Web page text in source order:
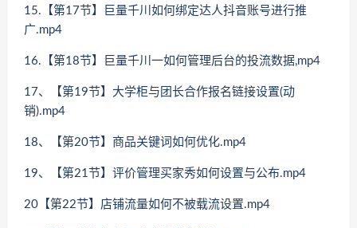
15.【第17节】巨量千川如何绑定达人抖音账号进行推
广.mp4
16.【第18节】巨量千川一如何管理后台的投流数据,mp4
17、【第19节】大学柜与团长合作报名链接设置(动
销).mp4
18、【第20节】商品关键词如何优化.mp4
19、【第21节】评价管理买家秀如何设置与公布.mp4
20【第22节】店铺流量如何不被载流设置.mp4